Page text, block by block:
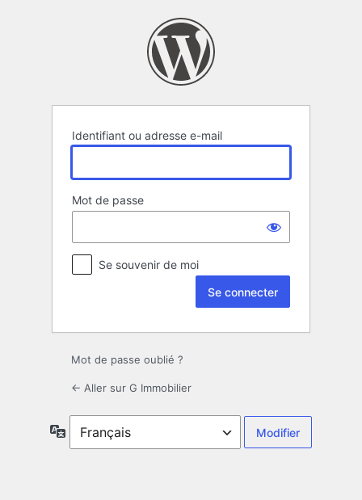
Identifiant ou adresse e-mail
Mot de passe
Se souvenir de moi
Mot de passe oublié ?
← Aller sur G Immobilier
Langue